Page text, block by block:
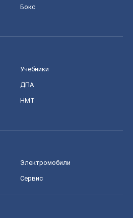
Бокс
Учебники
ДПА
НМТ
Электромобили
Сервис